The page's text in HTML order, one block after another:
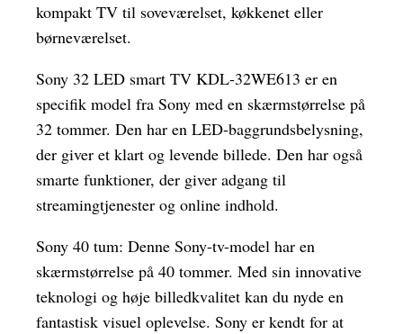
kompakt TV til soveværelset, køkkenet eller
børneværelset.
Sony 32 LED smart TV KDL-32WE613 er en
specifik model fra Sony med en skærmstørrelse på
32 tommer. Den har en LED-baggrundsbelysning,
der giver et klart og levende billede. Den har også
smarte funktioner, der giver adgang til
streamingtjenester og online indhold.
Sony 40 tum: Denne Sony-tv-model har en
skærmstørrelse på 40 tommer. Med sin innovative
teknologi og høje billedkvalitet kan du nyde en
fantastisk visuel oplevelse. Sony er kendt for at